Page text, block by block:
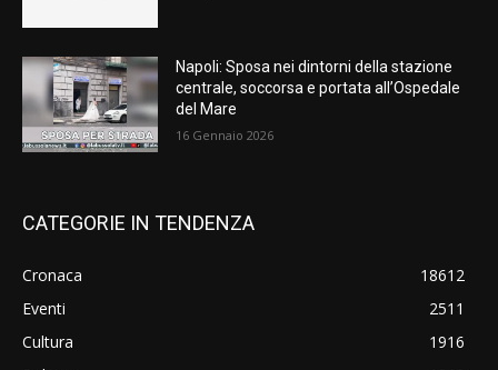
Napoli: Sposa nei dintorni della stazione
centrale, soccorsa e portata all’Ospedale
del Mare
16 Gennaio 2026
CATEGORIE IN TENDENZA
Cronaca
18612
Eventi
2511
Cultura
1916